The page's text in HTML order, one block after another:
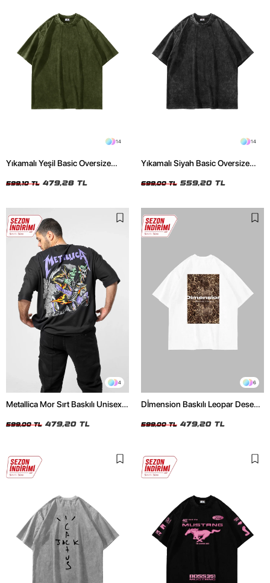
14
Yıkamalı Yeşil Basic Oversize
599,10 TL 479,28 TL
14
Yıkamalı Siyah Basic Oversize
699,00 TL 559,20 TL
4
Metallica Mor Sırt Baskılı Unisex
599,00 TL 479,20 TL
6
Dİmension Baskılı Leopar Desenli
Tshirt
599,00 TL 479,20 TL